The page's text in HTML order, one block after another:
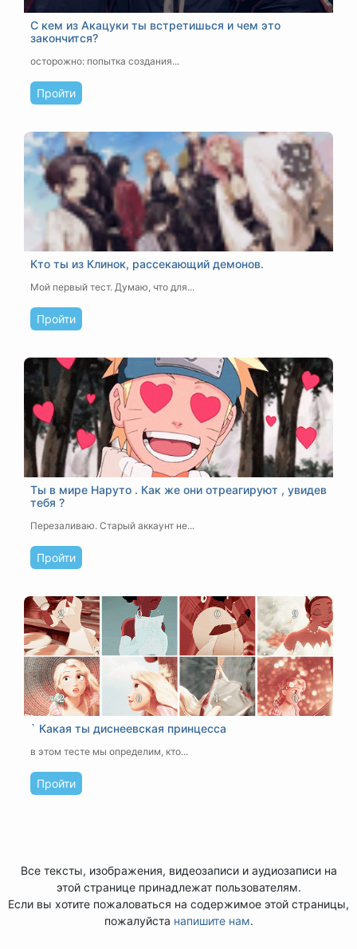
С кем из Акацуки ты встретишься и чем это
закончится?
осторожно: попытка создания...
Пройти
Кто ты из Клинок, рассекающий демонов.
Мой первый тест. Думаю, что для...
Пройти
Ты в мире Наруто . Как же они отреагируют , увидев
тебя ?
Перезаливаю. Старый аккаунт не...
Пройти
` Какая ты диснеевская принцесса
в этом тесте мы определим, кто...
Пройти
Все тексты, изображения, видеозаписи и аудиозаписи на
этой странице принадлежат пользователям.
Если вы хотите пожаловаться на содержимое этой страницы,
пожалуйста напишите нам.